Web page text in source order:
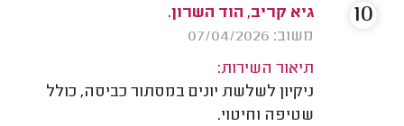
גיא קריב, הוד השרון.
משוב: 07/04/2026
תיאור השירות:
ניקיון לשלשת יונים במסתור כביסה, כולל
שטיפה וחיטוי.
10